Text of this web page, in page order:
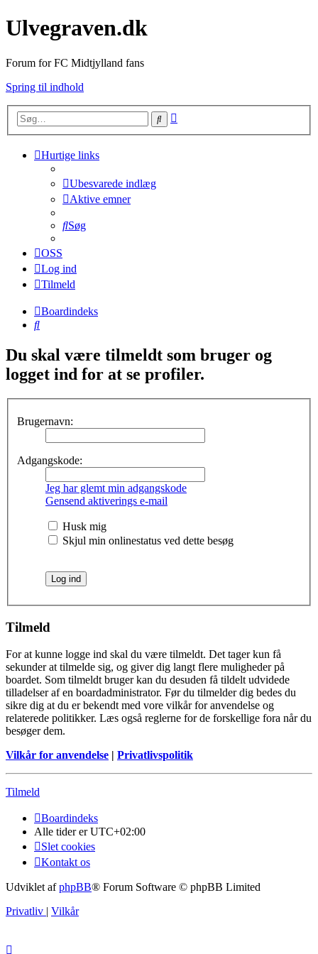
Ulvegraven.dk
Forum for FC Midtjylland fans
Spring til indhold
Søg
Hurtige links
Ubesvarede indlæg
Aktive emner
Søg
OSS
Log ind
Tilmeld
Boardindeks
Søg
Du skal være tilmeldt som bruger og
logget ind for at se profiler.
Brugernavn:
Adgangskode:
Jeg har glemt min adgangskode
Gensend aktiverings e-mail
Husk mig
Skjul min onlinestatus ved dette besøg
Tilmeld
For at kunne logge ind skal du være tilmeldt. Det tager kun få
sekunder at tilmelde sig, og giver dig langt flere muligheder på
boardet. Som tilmeldt bruger kan du desuden få tildelt udvidede
tilladelser af en boardadministrator. Før du tilmelder dig bedes du
sikre dig at du er bekendt med vore vilkår for anvendelse og
relaterede politikker. Læs også reglerne for de forskellige fora når du
besøger dem.
Vilkår for anvendelse | Privatlivspolitik
Tilmeld
Boardindeks
Alle tider erUTC+02:00
Slet cookies
Kontakt os
Udviklet afphpBB® Forum Software © phpBB Limited
Privatliv | Vilkår